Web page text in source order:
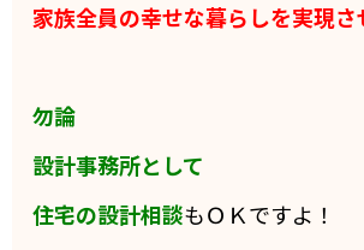
家族全員の幸せな暮らしを実現さ
勿論
設計事務所として
住宅の設計相談もＯＫですよ！